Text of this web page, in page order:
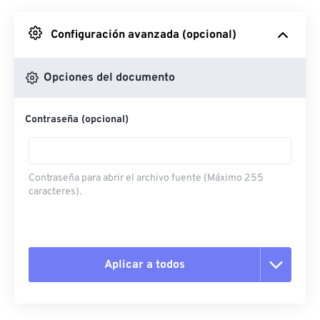
Desde Google Drive
Desde OneDrive
Desde URL
Configuración avanzada (opcional)
Opciones del documento
Contraseña (opcional)
Contraseña para abrir el archivo fuente (Máximo 255
caracteres).
Aplicar a todos